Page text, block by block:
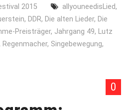
2015 allyouneedisLied,
, DDR, Die alten Lieder, Die
Preisträger, Jahrgang 49, Lutz
Regenmacher, Singebewegung,
0